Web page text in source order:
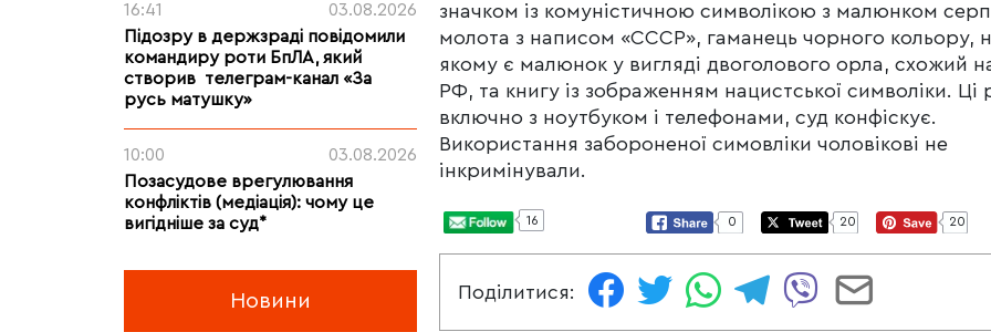
16:41
03.08.2026
Підозру в держзраді повідомили
командиру роти БпЛА, який
створив телеграм-канал «За
русь матушку»
10:00
03.08.2026
Позасудове врегулювання
конфліктів (медіація): чому це
вигідніше за суд*
Новини
значком із комуністичною символікою з малюнком
молота з написом «СССР», гаманець чорного кольору,
якому є малюнок у вигляді двоголового орла, схожий
РФ, та книгу із зображенням нацистської символіки. Ці
включно з ноутбуком і телефонами, суд конфіскує.
Використання забороненої симовліки чоловікові не
інкримінували.
16 0 20 20
Поділитися: